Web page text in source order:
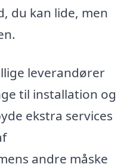
du kan lide, men
leverandører
til installation og
ekstra services
andre måske